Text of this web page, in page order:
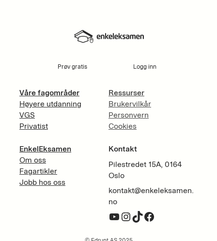
Prøv gratis Logg inn
Våre fagområder
Høyere utdanning
VGS
Privatist
EnkelEksamen
Om oss
Fagartikler
Jobb hos oss
Ressurser
Brukervilkår
Personvern
Cookies
Kontakt
Pilestredet 15A, 0164
Oslo
kontakt@enkeleksamen.
no
YouTube InstagramTikTok Facebook